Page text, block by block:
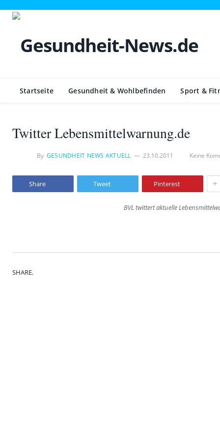
Startseite Gesundheit & Wohlbefinden Sport &
Twitter Lebensmittelwarnung.de
By GESUNDHEIT NEWS AKTUELL 23.10.2011 Keine
Share Tweet Pinterest +
BVL twittert aktuelle
SHARE.